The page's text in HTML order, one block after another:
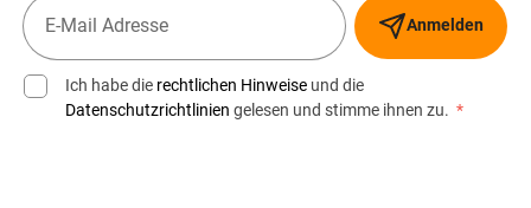
Anmelden
Ich habe die rechtlichen Hinweise und die
Datenschutzrichtlinien gelesen und stimme ihnen zu. *